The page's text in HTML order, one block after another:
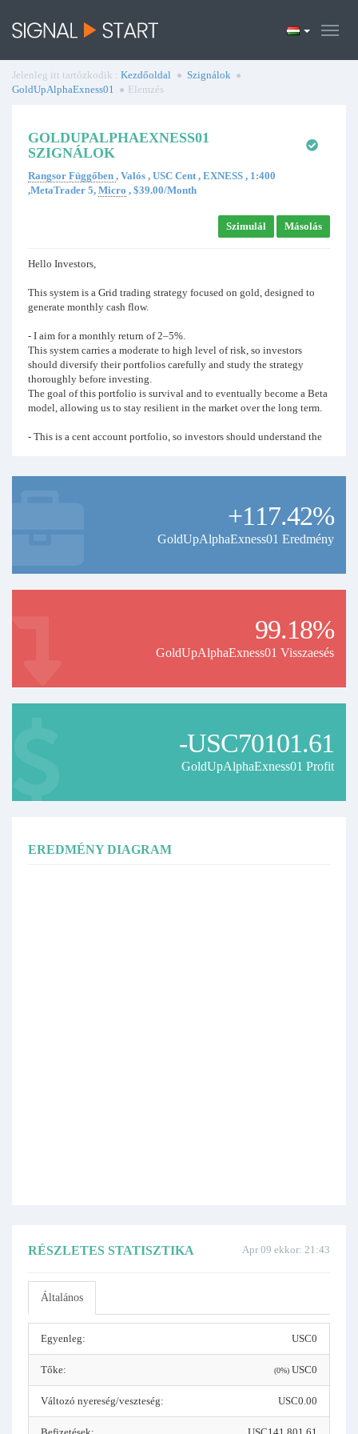
Jelenleg itt tartózkodik : Kezdőoldal
Szignálok
GoldUpAlphaExness01
Elemzés
GOLDUPALPHAEXNESS01
SZIGNÁLOK
Rangsor Függőben , Valós , USC Cent , EXNESS , 1:400
,MetaTrader 5, Micro , $39.00/Month
Szimulál Másolás
Hello Investors,
This system is a Grid trading strategy focused on gold, designed to
generate monthly cash flow.
- I aim for a monthly return of 2–5%.
This system carries a moderate to high level of risk, so investors
should diversify their portfolios carefully and study the strategy
thoroughly before investing.
The goal of this portfolio is survival and to eventually become a Beta
model, allowing us to stay resilient in the market over the long term.
- This is a cent account portfolio, so investors should understand the
than mine to help reduce risk.
- The $39 price is a promotional offer for the first year, and I plan to
increase it in the future. I also intend to develop more strategies to
give investors more options going forward.
+117.42%
GoldUpAlphaExness01 Eredmény
99.18%
GoldUpAlphaExness01 Visszaesés
-USC70101.61
GoldUpAlphaExness01 Profit
EREDMÉNY DIAGRAM
Apr 09 ekkor: 21:43
RÉSZLETES STATISZTIKA
Általános
Egyenleg: USC0
Tőke: (0%) USC0
Változó nyereség/veszteség: USC0.00